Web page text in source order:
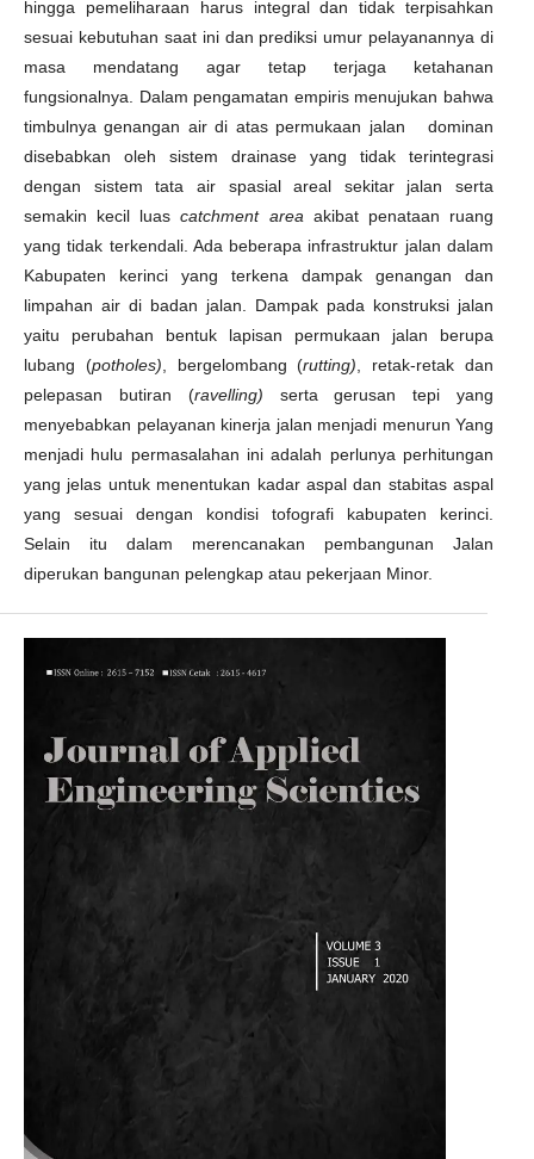
hingga pemeliharaan harus integral dan tidak terpisahkan
sesuai kebutuhan saat ini dan prediksi umur pelayanannya di
masa mendatang agar tetap terjaga ketahanan
fungsionalnya. Dalam pengamatan empiris menujukan bahwa
timbulnya genangan air di atas permukaan jalan dominan
disebabkan oleh sistem drainase yang tidak terintegrasi
dengan sistem tata air spasial areal sekitar jalan serta
semakin kecil luascatchment area akibat penataan ruang
yang tidak terkendali. Ada beberapa infrastruktur jalan dalam
Kabupaten kerinci yang terkena dampak genangan dan
limpahan air di badan jalan. Dampak pada konstruksi jalan
yaitu perubahan bentuk lapisan permukaan jalan berupa
lubang (potholes) , bergelombang (rutting) , retak-retak dan
pelepasan butiran (ravelling) serta gerusan tepi yang
menyebabkan pelayanan kinerja jalan menjadi menurun Yang
menjadi hulu permasalahan ini adalah perlunya perhitungan
yang jelas untuk menentukan kadar aspal dan stabitas aspal
yang sesuai dengan kondisi tofografi kabupaten kerinci.
Selain itu dalam merencanakan pembangunan Jalan
diperukan bangunan pelengkap atau pekerjaan Minor.